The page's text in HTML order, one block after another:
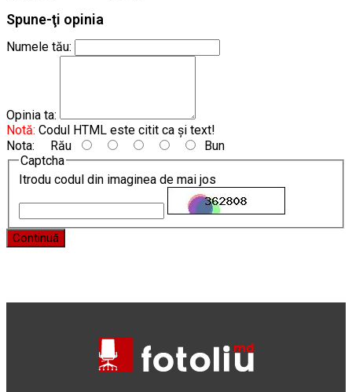
Spune-ţi opinia
Numele tău:
Opinia ta:
Notă: Codul HTML este citit ca şi text!
Nota: Rău
Bun
Captcha
Itrodu codul din imaginea de mai jos
Continuă